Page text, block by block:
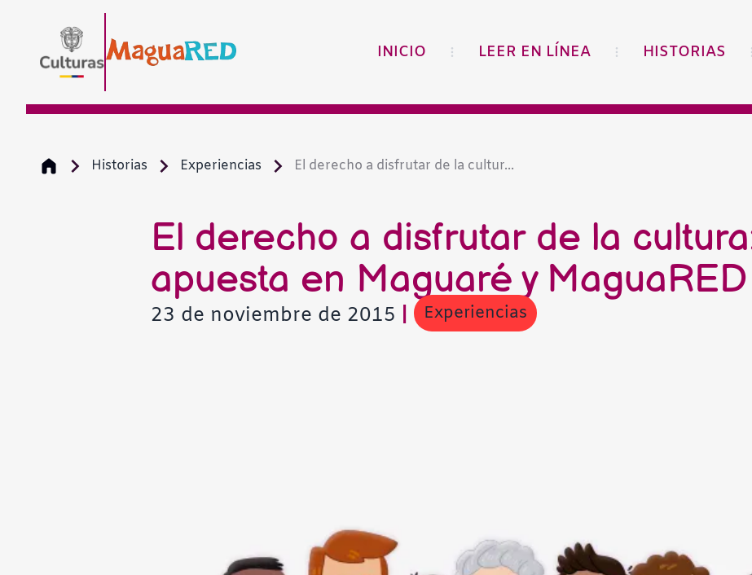
INICIO LEER EN LÍNEA HISTORIAS
Historias Experiencias El derecho a disfrutar de la cultur...
El derecho a disfrutar de la
apuesta en Maguaré y MaguaRED
23 de noviembre de 2015 Experiencias